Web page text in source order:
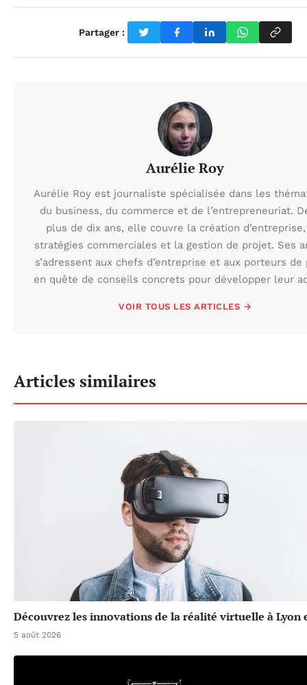
Partager :
Aurélie Roy
Aurélie Roy est journaliste spécialisée dans les
du business, du commerce et de l’entrepreneuriat.
plus de dix ans, elle couvre la création
stratégies commerciales et la gestion de projet. Ses
s’adressent aux chefs d’entreprise et aux porteurs de
en quête de conseils concrets pour développer leur
VOIR TOUS LES ARTICLES →
Articles similaires
Découvrez les innovations de la réalité virtuelle à Lyon
5 août 2026